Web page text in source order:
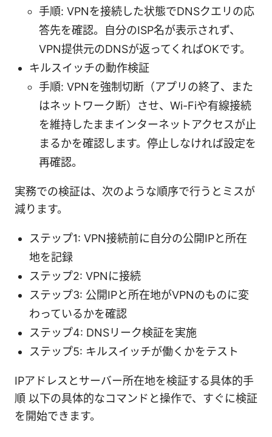
手順: VPNを接続した状態でDNSクエリの応
答先を確認。自分のISP名が表示されず、
VPN提供元のDNSが返ってくればOKです。
キルスイッチの動作検証
手順: VPNを強制切断（アプリの終了、また
はネットワーク断）させ、Wi-Fiや有線接続
を維持したままインターネットアクセスが止
まるかを確認します。停止しなければ設定を
再確認。
実務での検証は、次のような順序で行うとミスが
減ります。
ステップ1: VPN接続前に自分の公開IPと所在
地を記録
ステップ2: VPNに接続
ステップ3: 公開IPと所在地がVPNのものに変
わっているかを確認
ステップ4: DNSリーク検証を実施
ステップ5: キルスイッチが働くかをテスト
IPアドレスとサーバー所在地を検証する具体的手
順 以下の具体的なコマンドと操作で、すぐに検証
を開始できます。